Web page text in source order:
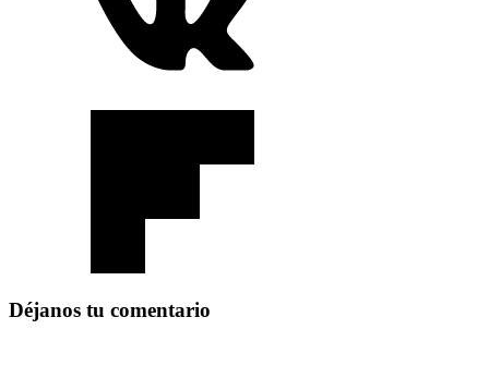
Déjanos tu comentario